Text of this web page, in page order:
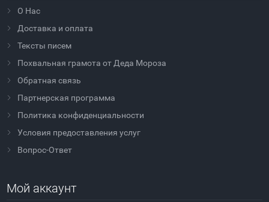
О Нас
Доставка и оплата
Тексты писем
Похвальная грамота от Деда Мороза
Обратная связь
Партнерская программа
Политика конфиденциальности
Условия предоставления услуг
Вопрос-Ответ
Мой аккаунт